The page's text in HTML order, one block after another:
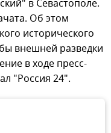
в Севастополе.
Об этом
исторического
внешней разведки
в ходе пресс-
"Россия 24".